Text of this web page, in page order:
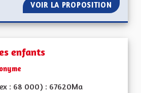
VOIR LA PROPOSITION
enfants
: 68 000) : 67620Ma